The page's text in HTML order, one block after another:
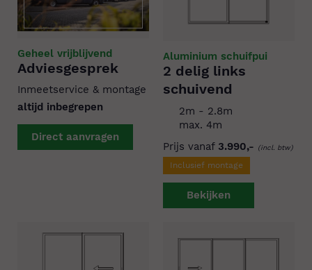
Geheel vrijblijvend
Adviesgesprek
Inmeetservice & montage
altijd inbegrepen
Direct aanvragen
Aluminium schuifpui
2 delig links
schuivend
2m - 2.8m
max. 4m
Prijs vanaf 3.990,- (incl. btw)
Inclusief montage
Bekijken